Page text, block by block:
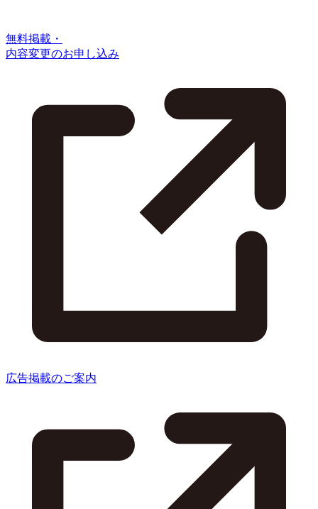
無料掲載・
内容変更のお申し込み
広告掲載のご案内